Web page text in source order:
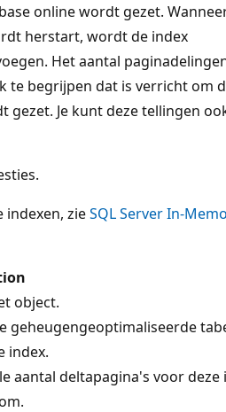
online wordt gezet.
herstart, wordt de index
Het aantal
te begrijpen dat is verricht om
gezet. Je kunt deze tellingen
zieSQL Server In-
object.
geheugengeoptimaliseerde
index.
aantal deltapagina's voor deze